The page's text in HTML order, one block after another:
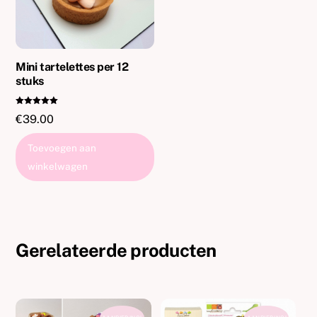
Mini tartelettes per 12
stuks
d
uit 5
€39.00
Toevoegen aan
winkelwagen
Gerelateerde producten